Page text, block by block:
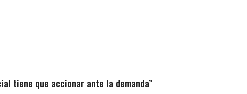
tiene que accionar ante la demanda”